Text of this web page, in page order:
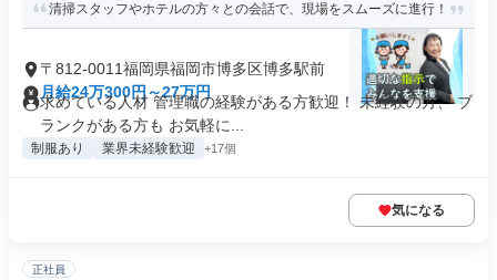
清掃スタッフやホテルの方々との会話で、現場をスムーズに進行！
〒812-0011福岡県福岡市博多区博多駅前
月給24万300円～27万円
求めている人材 管理職の経験がある方歓迎！ 未経験の方、 ブ
ランクがある方も お気軽に...
制服あり 業界未経験歓迎 +17個
気になる
正社員